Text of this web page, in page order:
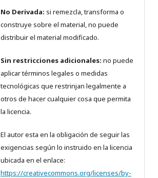
No Derivada: si remezcla, transforma o
construye sobre el material, no puede
distribuir el material modificado.
Sin restricciones adicionales: no puede
aplicar términos legales o medidas
tecnológicas que restrinjan legalmente a
otros de hacer cualquier cosa que permita
la licencia.
El autor esta en la obligación de seguir las
exigencias según lo instruido en la licencia
ubicada en el enlace:
https://creativecommons.org/licenses/by-